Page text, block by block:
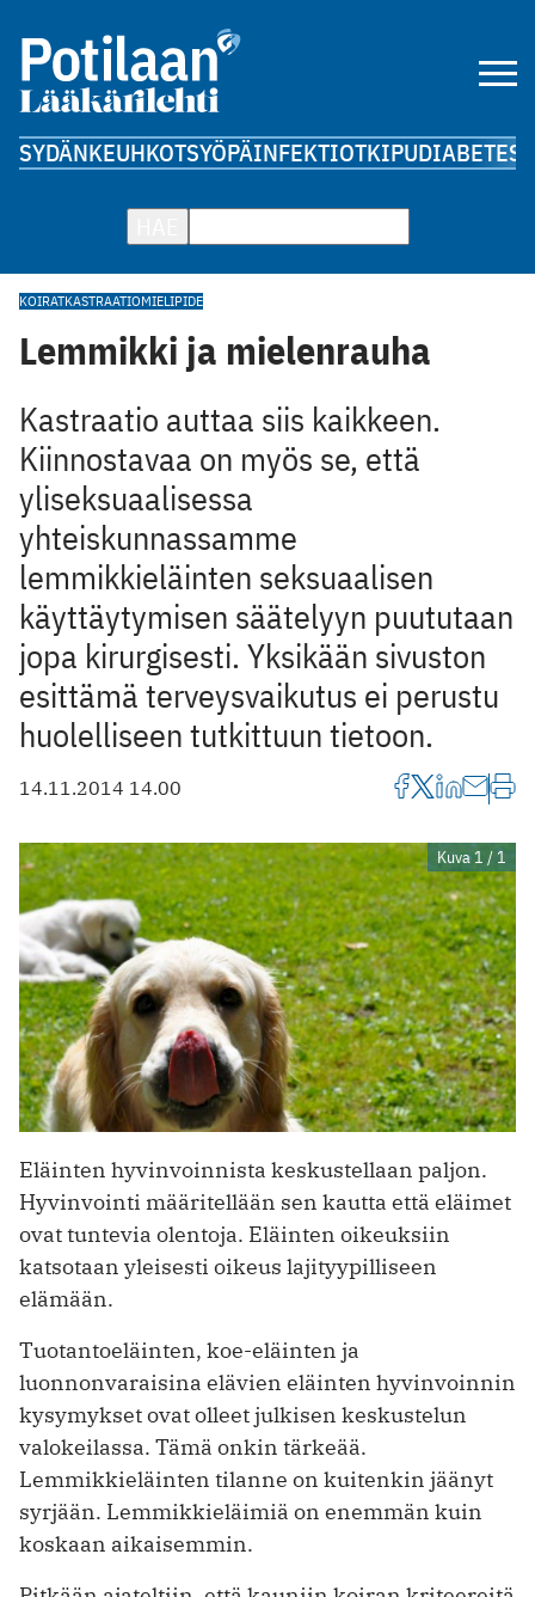
SYDÄNKEUHKOTSYÖPÄINFEKTIOTKIPUDIABETES
KOIRATKASTRAATIOMIELIPIDE
Lemmikki ja mielenrauha
Kastraatio auttaa siis kaikkeen.
Kiinnostavaa on myös se, että
yliseksuaalisessa
yhteiskunnassamme
lemmikkieläinten seksuaalisen
käyttäytymisen säätelyyn puututaan
jopa kirurgisesti. Yksikään sivuston
esittämä terveysvaikutus ei perustu
huolelliseen tutkittuun tietoon.
14.11.2014 14.00
Kuva 1 / 1
Eläinten hyvinvoinnista keskustellaan paljon.
Hyvinvointi määritellään sen kautta että eläimet
ovat tuntevia olentoja. Eläinten oikeuksiin
katsotaan yleisesti oikeus lajityypilliseen
elämään.
Tuotantoeläinten, koe-eläinten ja
luonnonvaraisina elävien eläinten hyvinvoinnin
kysymykset ovat olleet julkisen keskustelun
valokeilassa. Tämä onkin tärkeää.
Lemmikkieläinten tilanne on kuitenkin jäänyt
syrjään. Lemmikkieläimiä on enemmän kuin
koskaan aikaisemmin.